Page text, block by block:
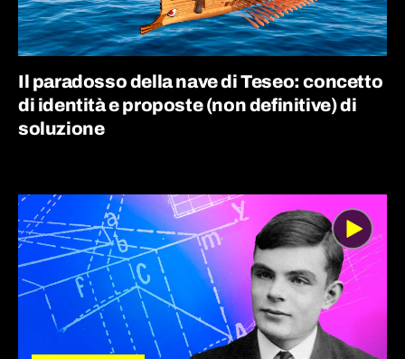
Il paradosso della nave di Teseo: concetto
di identità e proposte (non definitive) di
soluzione